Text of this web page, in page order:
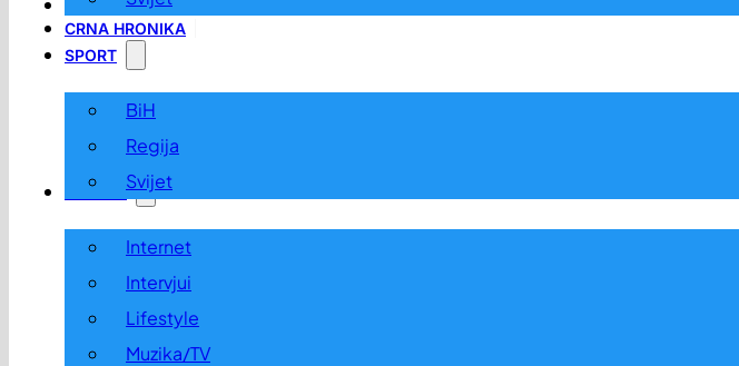
LOKALNO
CRNA HRONIKA
SPORT
BiH
Regija
Svijet
ZABAVA
Internet
Intervjui
Lifestyle
Muzika/TV